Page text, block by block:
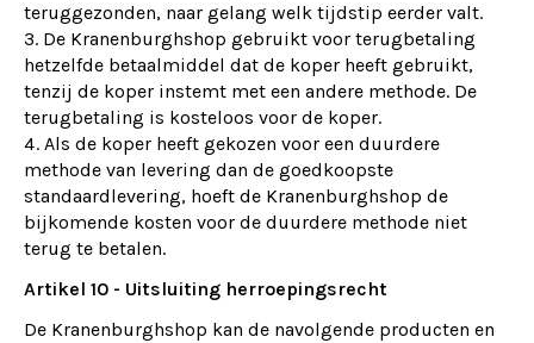
teruggezonden, naar gelang welk tijdstip eerder valt.
De Kranenburghshop gebruikt voor terugbetaling
hetzelfde betaalmiddel dat de koper heeft gebruikt,
tenzij de koper instemt met een andere methode. De
terugbetaling is kosteloos voor de koper.
Als de koper heeft gekozen voor een duurdere
methode van levering dan de goedkoopste
standaardlevering, hoeft de Kranenburghshop de
bijkomende kosten voor de duurdere methode niet
terug te betalen.
Artikel 10 - Uitsluiting herroepingsrecht
De Kranenburghshop kan de navolgende producten en